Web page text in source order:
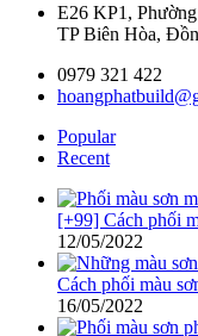
E26 KP1,
TP Biên Hòa,
0979 321 422
Popular
Recent
[+99] Cách phối
12/05/2022
Cách phối màu
16/05/2022